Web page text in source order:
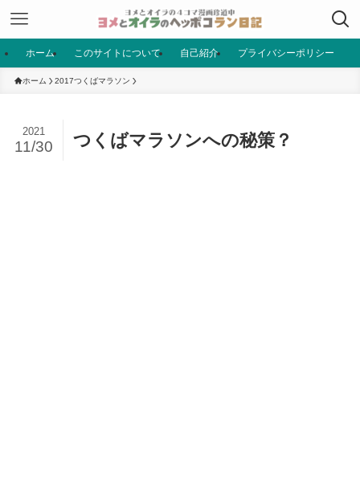
ホーム このサイトについて 自己紹介 プライバシーポリシー
ホーム 2017つくばマラソン
つくばマラソンへの秘策？
2021
11/30